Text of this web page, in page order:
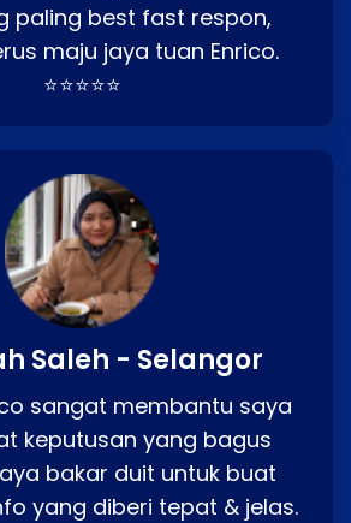
paling best fast respon,
maju jaya tuan Enrico.
⭐⭐⭐⭐⭐
Saleh - Selangor
sangat membantu saya
keputusan yang bagus
bakar duit untuk buat
yang diberi tepat & jelas.